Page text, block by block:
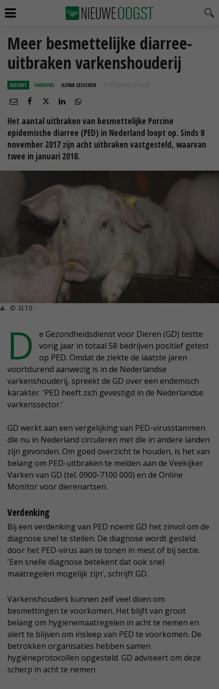
Meer besmettelijke diarree-
uitbraken varkenshouderij
NIEUWS VARKENS ILONA LESSCHER 07 FEB 2018 OM 12:42
Het aantal uitbraken van besmettelijke Porcine
epidemische diarree (PED) in Nederland loopt op. Sinds 8
november 2017 zijn acht uitbraken vastgesteld, waarvan
twee in januari 2018.
© ZLTO
D
e Gezondheidsdienst voor Dieren (GD) testte
vorig jaar in totaal 58 bedrijven positief getest
op PED. Omdat de ziekte de laatste jaren
voortdurend aanwezig is in de Nederlandse
varkenshouderij, spreekt de GD over een endemisch
karakter. 'PED heeft zich gevestigd in de Nederlandse
varkenssector.'
GD werkt aan een vergelijking van PED-virusstammen
die nu in Nederland circuleren met die in andere landen
zijn gevonden. Om goed overzicht te houden, is het van
belang om PED-uitbraken te melden aan de Veekijker
Varken van GD (tel. 0900-7100 000) en de Online
Monitor voor dierenartsen.
Verdenking
Bij een verdenking van PED noemt GD het zinvol om de
diagnose snel te stellen. De diagnose wordt gesteld
door het PED-virus aan te tonen in mest of bij sectie.
'Een snelle diagnose betekent dat ook snel
maatregelen mogelijk zijn', schrijft GD.
Varkenshouders kunnen zelf veel doen om
besmettingen te voorkomen. Het blijft van groot
belang om hygiënemaatregelen in acht te nemen en
alert te blijven om insleep van PED te voorkomen. De
betrokken organisaties hebben samen
hygiëneprotocollen opgesteld. GD adviseert om deze
scherp in acht te nemen.